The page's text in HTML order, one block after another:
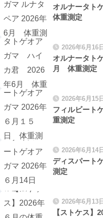
オルナータト
体重測定
2026年6月16日
オルナータト
月 体重測定
2026年6月15日
フィルビート
重測定
2026年6月14日
ディスパート
測定
2026年6月13日
【ストケス】